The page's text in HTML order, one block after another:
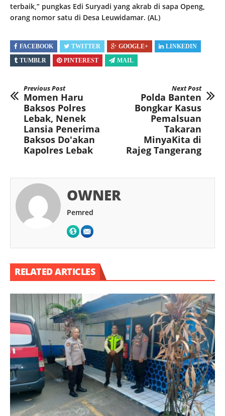
terbaik,” pungkas Edi Suryadi yang akrab di sapa Openg,
orang nomor satu di Desa Leuwidamar. (AL)
FACEBOOK TWITTER GOOGLE+
LINKEDIN
TUMBLR
PINTEREST MAIL
Previous Post
Momen Haru
Baksos Polres
Lebak, Nenek
Lansia Penerima
Baksos Do'akan
Kapolres Lebak
Next Post
Polda Banten
Bongkar Kasus
Pemalsuan
Takaran
MinyaKita di
Rajeg Tangerang
OWNER
Pemred
RELATED ARTICLES